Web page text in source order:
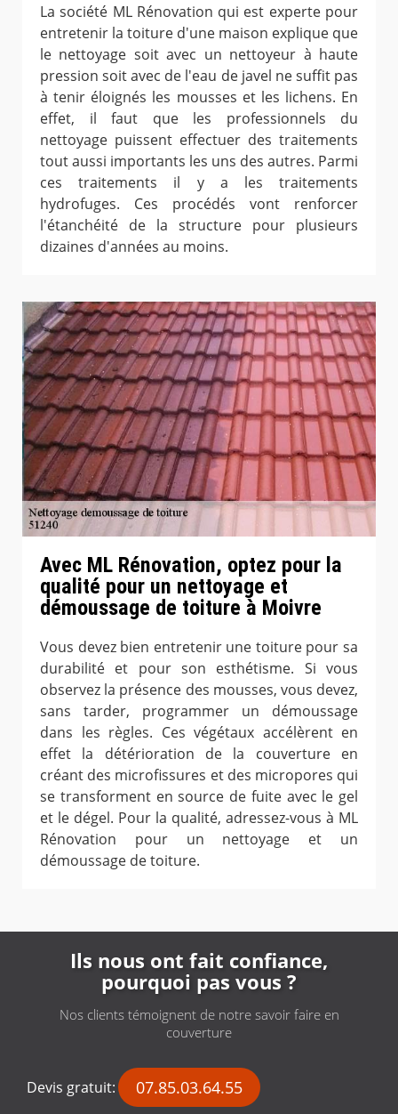
La société ML Rénovation qui est experte pour
entretenir la toiture d'une maison explique que
le nettoyage soit avec un nettoyeur à haute
pression soit avec de l'eau de javel ne suffit pas
à tenir éloignés les mousses et les lichens. En
effet, il faut que les professionnels du
nettoyage puissent effectuer des traitements
tout aussi importants les uns des autres. Parmi
ces traitements il y a les traitements
hydrofuges. Ces procédés vont renforcer
l'étanchéité de la structure pour plusieurs
dizaines d'années au moins.
Avec ML Rénovation, optez pour la
qualité pour un nettoyage et
démoussage de toiture à Moivre
Vous devez bien entretenir une toiture pour sa
durabilité et pour son esthétisme. Si vous
observez la présence des mousses, vous devez,
sans tarder, programmer un démoussage
dans les règles. Ces végétaux accélèrent en
effet la détérioration de la couverture en
créant des microfissures et des micropores qui
se transforment en source de fuite avec le gel
et le dégel. Pour la qualité, adressez-vous à ML
Rénovation pour un nettoyage et un
démoussage de toiture.
Ils nous ont fait confiance,
pourquoi pas vous ?
Nos clients témoignent de notre savoir faire en
couverture
Devis gratuit: 07.85.03.64.55